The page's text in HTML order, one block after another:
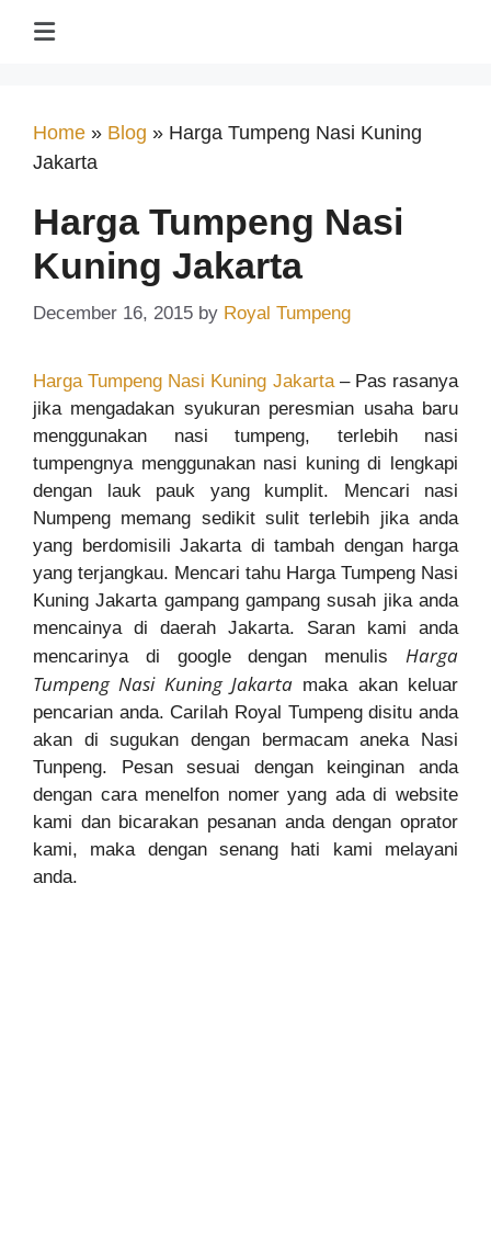
Home » Blog » Harga Tumpeng Nasi Kuning
Jakarta
Harga Tumpeng Nasi
Kuning Jakarta
December 16, 2015 by Royal Tumpeng
Harga Tumpeng Nasi Kuning Jakarta– Pas rasanya
jika mengadakan syukuran peresmian usaha baru
menggunakan nasi tumpeng, terlebih nasi
tumpengnya menggunakan nasi kuning di lengkapi
dengan lauk pauk yang kumplit. Mencari nasi
Numpeng memang sedikit sulit terlebih jika anda
yang berdomisili Jakarta di tambah dengan harga
yang terjangkau. Mencari tahu Harga Tumpeng Nasi
Kuning Jakarta gampang gampang susah jika anda
mencainya di daerah Jakarta. Saran kami anda
mencarinya di google dengan menulis Harga
Tumpeng Nasi Kuning Jakarta maka akan keluar
pencarian anda. Carilah Royal Tumpeng disitu anda
akan di sugukan dengan bermacam aneka Nasi
Tunpeng. Pesan sesuai dengan keinginan anda
dengan cara menelfon nomer yang ada di website
kami dan bicarakan pesanan anda dengan oprator
kami, maka dengan senang hati kami melayani
anda.